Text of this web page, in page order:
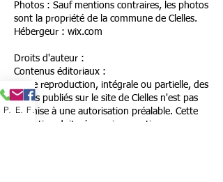
Photos : Sauf mentions contraires, les photos
sont la propriété de la commune de Clelles.
Hébergeur : wix.com
Droits d'auteur :
Contenus éditoriaux :
Toute reproduction, intégrale ou partielle, des
textes publiés sur le site de Clelles n'est pas
soumise à une autorisation préalable. Cette
utilisation doit néanmoins mentionner
Phone Email Facebook